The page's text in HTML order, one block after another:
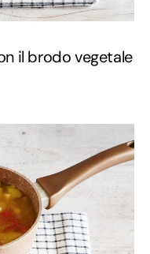
il brodo vegetale